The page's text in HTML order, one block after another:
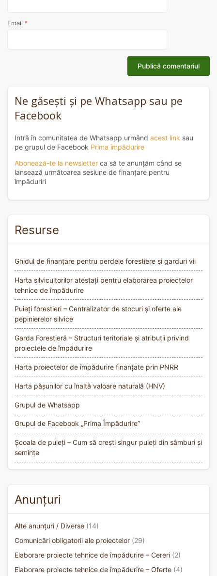
Email *
Ne găsești și pe Whatsapp sau pe
Facebook
Intră în comunitatea de Whatsapp urmând acest link sau
pe grupul de Facebook Prima împădurire
Abonează-te la newsletter ca să te anunțăm când se
lansează următoarea sesiune de finanțare pentru
împăduriri
Resurse
Ghidul de finanțare pentru perdele forestiere și garduri vii
Harta silvicultorilor atestați pentru elaborarea proiectelor
tehnice de împădurire
Puieți forestieri – Centralizator de stocuri și oferte ale
pepinierelor silvice
Garda Forestieră – Structuri teritoriale și atribuții privind
proiectele de împădurire
Harta proiectelor de împădurire finanțate prin PNRR
Harta pășunilor cu înaltă valoare naturală (HNV)
Grupul de Whatsapp
Grupul de Facebook „Prima Împădurire”
Școala de puieți – Cum să crești singur puieți din sâmburi și
semințe
Anunțuri
Alte anunțuri / Diverse (14)
Comunicări obligatorii ale proiectelor (29)
Elaborare proiecte tehnice de împădurire – Cereri (2)
Elaborare proiecte tehnice de împădurire – Oferte (4)